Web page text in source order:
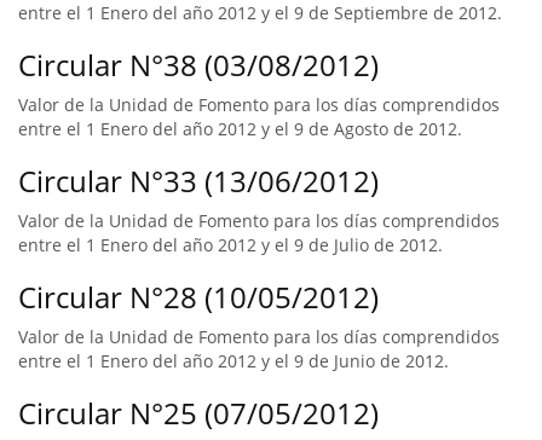
entre el 1 Enero del año 2012 y el 9 de Septiembre de 2012.
Circular N°38 (03/08/2012)
Valor de la Unidad de Fomento para los días comprendidos
entre el 1 Enero del año 2012 y el 9 de Agosto de 2012.
Circular N°33 (13/06/2012)
Valor de la Unidad de Fomento para los días comprendidos
entre el 1 Enero del año 2012 y el 9 de Julio de 2012.
Circular N°28 (10/05/2012)
Valor de la Unidad de Fomento para los días comprendidos
entre el 1 Enero del año 2012 y el 9 de Junio de 2012.
Circular N°25 (07/05/2012)